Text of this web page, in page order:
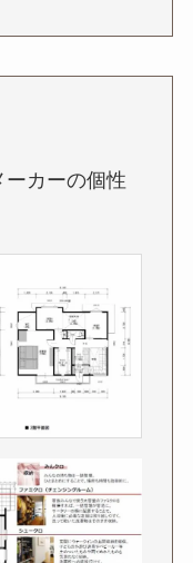
ーカーの個性